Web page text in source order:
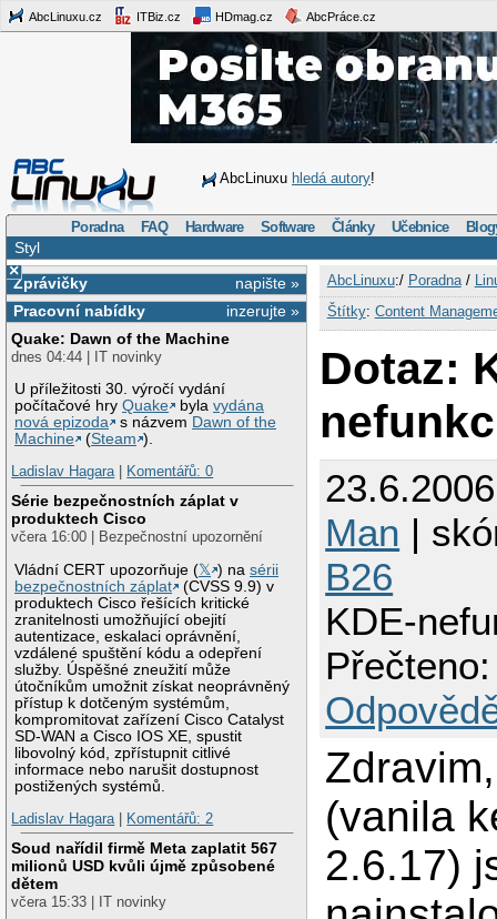
AbcLinuxu.cz ITBiz.cz HDmag.cz AbcPráce.cz
AbcLinuxu hledá autory!
Poradna FAQ Hardware Software Články Učebnice
Styl
×
napište »
Zprávičky
inzerujte »
Pracovní nabídky
Quake: Dawn of the Machine
dnes 04:44 | IT novinky
U příležitosti 30. výročí vydání
počítačové hryQuake bylavydána
nová epizoda
s názvem Dawn of the
Machine
(Steam ).
Ladislav Hagara| Komentářů: 0
Série bezpečnostních záplat v
produktech Cisco
včera 16:00 | Bezpečnostní upozornění
Vládní CERT upozorňuje (𝕏 ) nasérii
bezpečnostních záplat
(CVSS 9.9) v
produktech Cisco řešících kritické
zranitelnosti umožňující obejití
autentizace, eskalaci oprávnění,
vzdálené spuštění kódu a odepření
služby. Úspěšné zneužití může
útočníkům umožnit získat neoprávněný
přístup k dotčeným systémům,
kompromitovat zařízení Cisco Catalyst
SD-WAN a Cisco IOS XE, spustit
libovolný kód, zpřístupnit citlivé
informace nebo narušit dostupnost
postižených systémů.
Ladislav Hagara| Komentářů: 2
Soud nařídil firmě Meta zaplatit 567
milionů USD kvůli újmě způsobené
dětem
včera 15:33 | IT novinky
AbcLinuxu:/ Poradna/
Štítky: Content
Dotaz:
Man |
B26
KDE-
(vanila
2.6.17)